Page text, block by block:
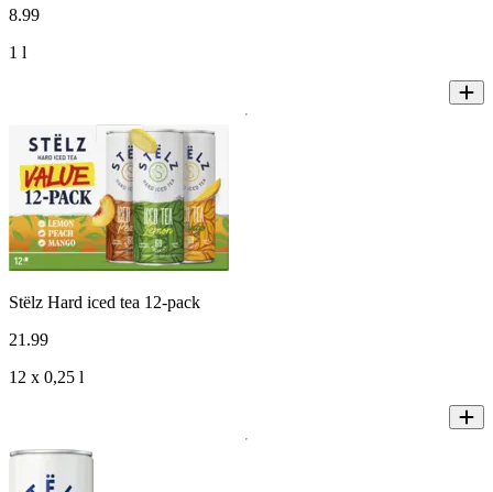
8.99
1 l
Stëlz Hard iced tea 12-pack
21 .99
12 x 0,25 l